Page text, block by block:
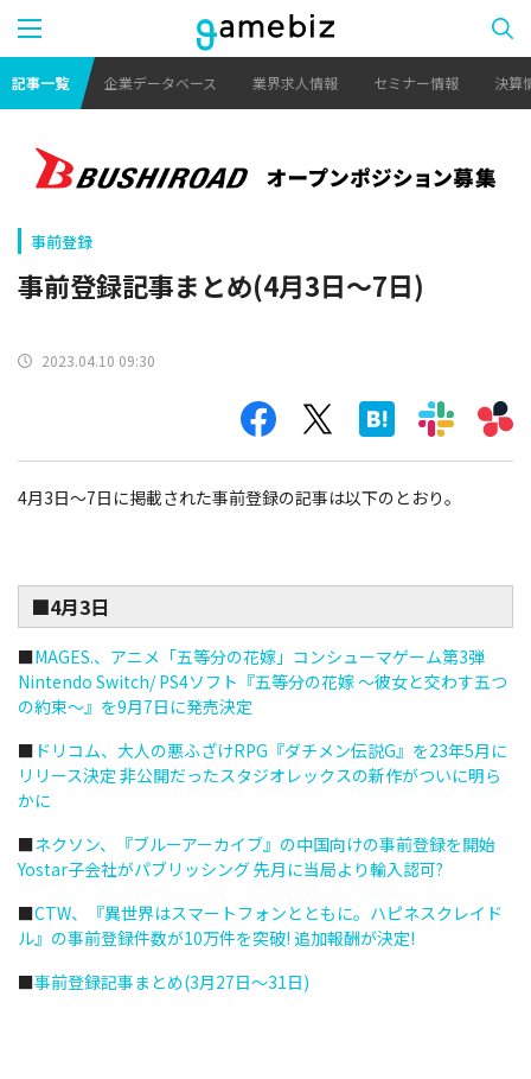
記事一覧 企業データベース 業界求人情報 セミナー情報 決算
事前登録
事前登録記事まとめ(4月3日～7日)
2023.04.10 09:30
4月3日～7日に掲載された事前登録の記事は以下のとおり。
■4月3日
■MAGES.、アニメ「五等分の花嫁」コンシューマゲーム第3弾
Nintendo Switch/ PS4ソフト『五等分の花嫁 ～彼女と交わす五つ
の約束～』を9月7日に発売決定
■ ドリコム、大人の悪ふざけRPG『ダチメン伝説G』を23年5月に
リリース決定 非公開だったスタジオレックスの新作がついに明ら
かに
■ネクソン、『ブルーアーカイブ』の中国向けの事前登録を開始
Yostar子会社がパブリッシング 先月に当局より輸入認可?
■CTW、『異世界はスマートフォンとともに。ハピネスクレイド
ル』の事前登録件数が10万件を突破! 追加報酬が決定!
■事前登録記事まとめ(3月27日～31日)